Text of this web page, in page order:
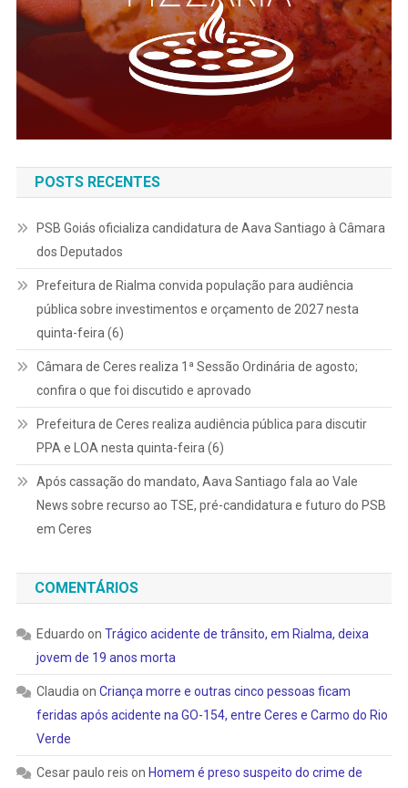
POSTS RECENTES
PSB Goiás oficializa candidatura de Aava Santiago à Câmara
dos Deputados
Prefeitura de Rialma convida população para audiência
pública sobre investimentos e orçamento de 2027 nesta
quinta-feira (6)
Câmara de Ceres realiza 1ª Sessão Ordinária de agosto;
confira o que foi discutido e aprovado
Prefeitura de Ceres realiza audiência pública para discutir
PPA e LOA nesta quinta-feira (6)
Após cassação do mandato, Aava Santiago fala ao Vale
News sobre recurso ao TSE, pré-candidatura e futuro do PSB
em Ceres
COMENTÁRIOS
Eduardo on Trágico acidente de trânsito, em Rialma, deixa
jovem de 19 anos morta
Claudiaon Criança morre e outras cinco pessoas ficam
feridas após acidente na GO-154, entre Ceres e Carmo do Rio
Verde
Cesar paulo reis on Homem é preso suspeito do crime de